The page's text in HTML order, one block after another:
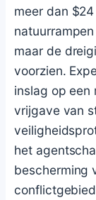
meer dan
maar de
voorzien.
inslag op een
vrijgave van
het
bescherming